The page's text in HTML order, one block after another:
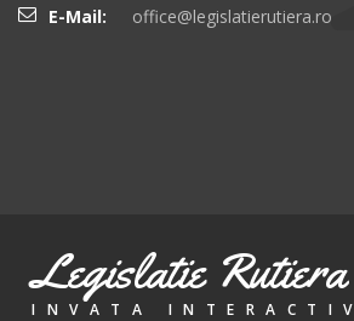
E-Mail:
office@legislatierutiera.ro
Legislatie Rutiera
INVATA INTERACTIV